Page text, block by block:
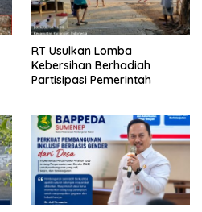
RT Usulkan Lomba
Kebersihan Berhadiah
Partisipasi Pemerintah